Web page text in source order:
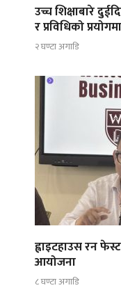
उच्च शिक्षाबारे
र प्रविधिको
२ घण्टा अगाडि
ह्वाइटहाउस रन
आयोजना
८ घण्टा अगाडि